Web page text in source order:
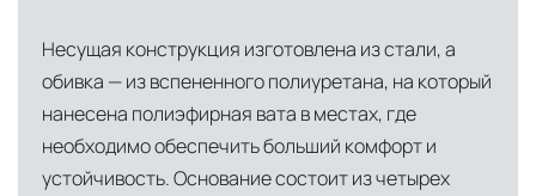
Ближнего Востока и Азии
— распределительная база для
Средиземноморского региона
Лондон, Великобритания—
Несущая конструкция изготовлена из стали, а
обивка — из вспененного полиуретана, на который
нанесена полиэфирная вата в местах, где
необходимо обеспечить больший комфорт и
устойчивость. Основание состоит из четырех